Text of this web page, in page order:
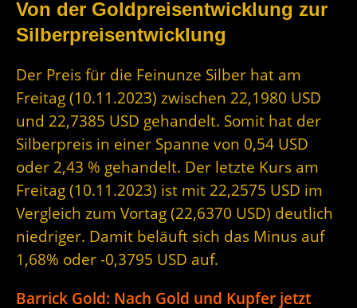
Von der Goldpreisentwicklung zur
Silberpreisentwicklung
Der Preis für die Feinunze Silber hat am
Freitag (10.11.2023) zwischen 22,1980 USD
und 22,7385 USD gehandelt. Somit hat der
Silberpreis in einer Spanne von 0,54 USD
oder 2,43 % gehandelt. Der letzte Kurs am
Freitag (10.11.2023) ist mit 22,2575 USD im
Vergleich zum Vortag (22,6370 USD) deutlich
niedriger. Damit beläuft sich das Minus auf
1,68% oder -0,3795 USD auf.
Barrick Gold: Nach Gold und Kupfer jetzt